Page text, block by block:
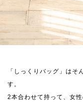
「しっくりバッグ」はそ
す。
2本合わせて持って、女